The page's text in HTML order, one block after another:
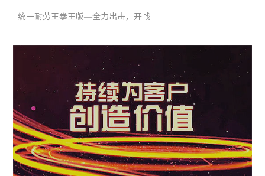
统一耐劳王拳王版―全力出击，开战